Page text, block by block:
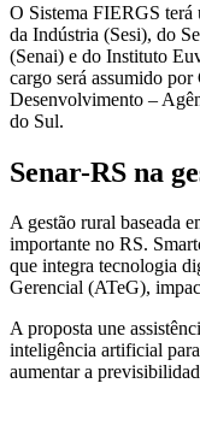
O Sistema FIERGS
da Indústria (Sesi), do
(Senai) e do Instituto
cargo será assumido
Desenvolvimento –
do Sul.
Senar-RS na
A gestão rural baseada
importante no RS.
que integra tecnologia
Gerencial (ATeG),
A proposta une
inteligência artificial
aumentar a